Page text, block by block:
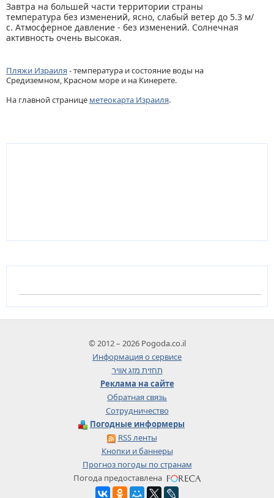
Завтра на большей части территории страны
температура без изменений, ясно, слабый ветер до 5.3 м/
с. Атмосферное давление - без изменений. Солнечная
активность очень высокая.
Пляжи Израиля- температура и состояние воды на
Средиземном, Красном море и на Кинерете.
На главной странице метеокарта Израиля.
© 2012 – 2026 Pogoda.co.il
Информация о сервисе
תחזית מזג אוויר
Реклама на сайте
Обратная связь
Сотрудничество
Погодные информеры
RSS ленты
Кнопки и баннеры
Прогноз погоды по странам
Погода предоставлена